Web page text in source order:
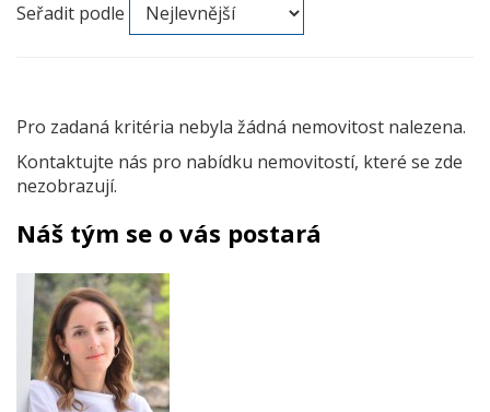
Seřadit podle
Pro zadaná kritéria nebyla žádná nemovitost nalezena.
Kontaktujte nás pro nabídku nemovitostí, které se zde
nezobrazují.
Náš tým se o vás postará